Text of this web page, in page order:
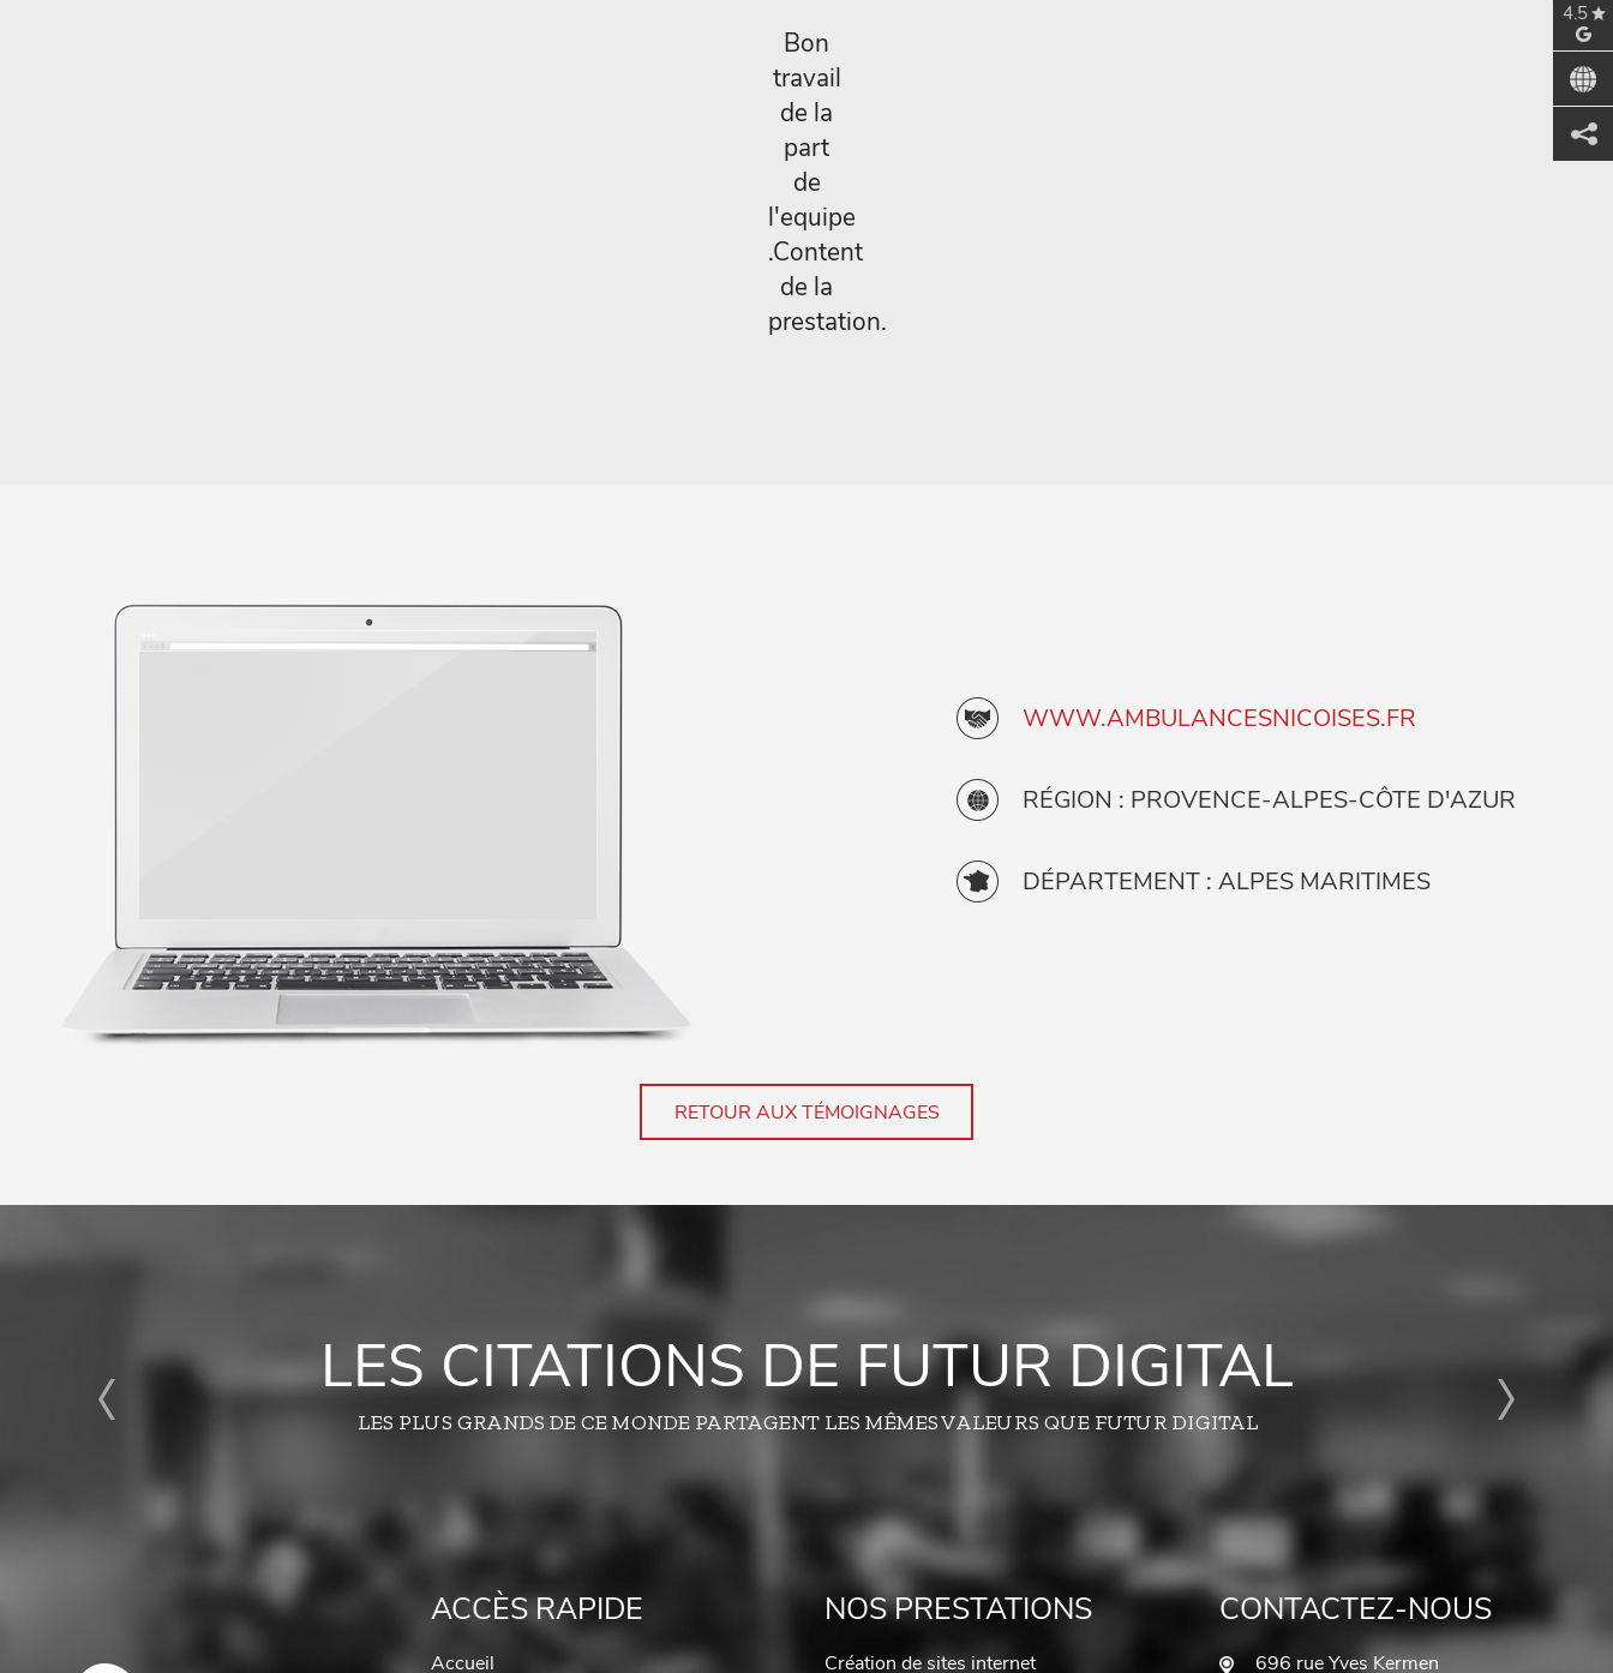
4.5
Bon
travail
de la
part
de
l'equipe
.Content
de la
prestation.
WWW.AMBULANCESNICOISES.FR
RÉGION : PROVENCE-ALPES-CÔTE D'AZUR
DÉPARTEMENT : ALPES MARITIMES
RETOUR AUX TÉMOIGNAGES
LES CITATIONS DE FUTUR DIGITAL
LES PLUS GRANDS DE CE MONDE PARTAGENT LES MÊMES VALEURS QUE FUTUR DIGITAL
ACCÈS RAPIDE
Accueil
NOS PRESTATIONS
Création de sites internet
CONTACTEZ-NOUS
696 rue Yves Kermen